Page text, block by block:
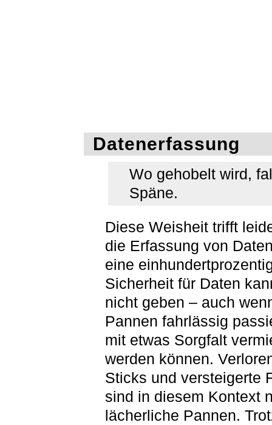
Datenerfassung
Wo gehobelt wird,
Späne.
Diese Weisheit trifft
die Erfassung von
eine
Sicherheit für Daten
nicht geben – auch
Pannen fahrlässig
mit etwas Sorgfalt
werden können.
Sticks und versteigerte
sind in diesem Kontext
lächerliche Pannen.